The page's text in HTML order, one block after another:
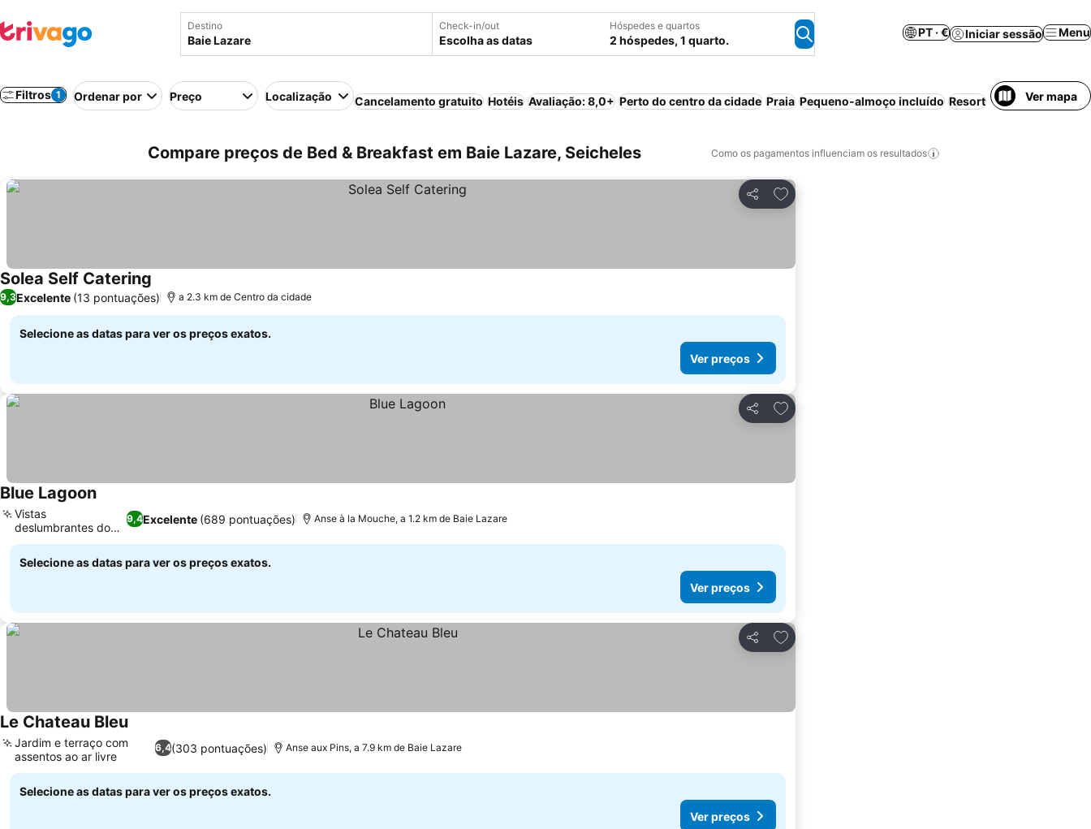
Destino Check-in/out
Escolha as datas
Hóspedes e quartos
2 hóspedes, 1 quarto.
PT · € Iniciar sessão Menu
Filtros 1 Ordenar por Preço Localização Cancelamento gratuito Hotéis Avaliação: 8,0+ Perto do centro da cidade Praia Pequeno-almoço incluído Resort Wi-fi Meia-
Ver mapa
Compare preços de Bed & Breakfast em Baie Lazare, Seicheles Como os pagamentos influenciam os resultados
Partilhar
Adicionar aos favoritos
Solea Self Catering Ver preços
9,3Excelente (13 pontuações) a 2.3 km de Centro da cidade
Selecione as datas para ver os preços exatos.
Ver preços
Partilhar
Adicionar aos favoritos
Blue LagoonVer preços
9,4Excelente (689 pontuações)
Vistas
deslumbrantes do
pôr do sol
Anse à la Mouche, a 1.2 km de Baie Lazare
Selecione as datas para ver os preços exatos.
Ver preços
Partilhar
Adicionar aos favoritos
Le Chateau BleuVer preços
6,4(303 pontuações)
Jardim e terraço com
assentos ao ar livre
Anse aux Pins, a 7.9 km de Baie Lazare
Selecione as datas para ver os preços exatos.
Ver preços